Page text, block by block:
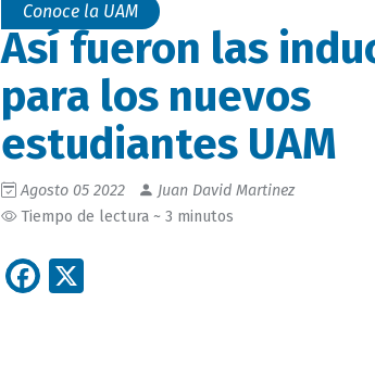
Conoce la UAM
Así fueron las
para los nuevos
estudiantes UAM
Agosto 05 2022
Juan David Martinez
Tiempo de lectura ~ 3 minutos
Facebook